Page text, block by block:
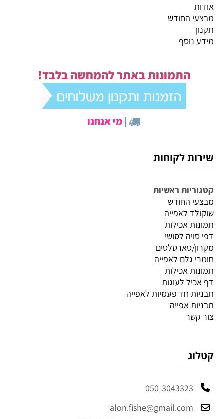
אודות
מבצעי החודש
תקנון
מידע נוסף
התמונות באתר להמחשה בלבד!
|מי אנחנו
שירות לקוחות
קטגוריות ראשיות
מבצעי החודש
שוקולד לאפייה
תמונות אכילות
דפי סויה לסושי
מקרון/טארטלטים
חומרי גלם לאפייה
תמונות אכילות
דף אכיל לעוגות
תבניות חד פעמיות לאפייה
תבניות אפייה
צור קשר
קטלוג
050-3043323
alon.fishe@gmail.com